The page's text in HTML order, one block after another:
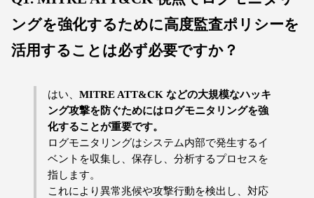
ングを強化するために高度監査ポリシーを
活用することは必ず必要ですか？
はい、 MITRE ATT&CK などの大規模なハッキ
ング攻撃を防ぐためにはログモニタリングを強
化することが重要です。
ログモニタリングはシステム内部で発生するイ
ベントを収集し、保存し、分析するプロセスを
指します。
これにより異常兆候や攻撃行動を検出し、対応